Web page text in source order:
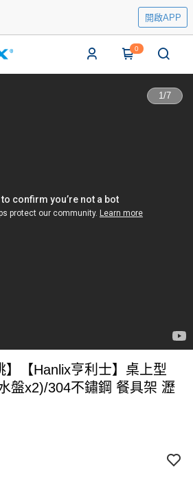
開啟APP
0
1/7
】【Hanlix亨利士】桌上型
盤x2)/304不鏽鋼 餐具架 瀝